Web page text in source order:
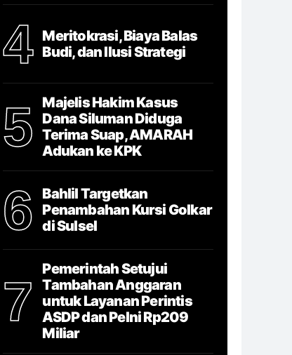
4
Meritokrasi, Biaya Balas
Budi, dan Ilusi Strategi
5
Majelis Hakim Kasus
Dana Siluman Diduga
Terima Suap, AMARAH
Adukan ke KPK
6
Bahlil Targetkan
Penambahan Kursi Golkar
di Sulsel
7
Pemerintah Setujui
Tambahan Anggaran
untuk Layanan Perintis
ASDP dan Pelni Rp209
Miliar